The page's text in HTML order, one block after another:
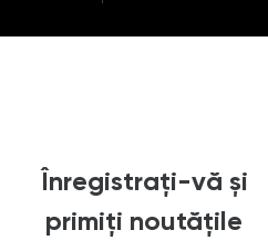
Înregistrați-vă și
primiți noutățile